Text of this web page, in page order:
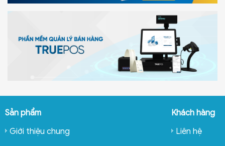
Sản phẩm
Giới thiệu chung
Khách hàng
Liên hệ